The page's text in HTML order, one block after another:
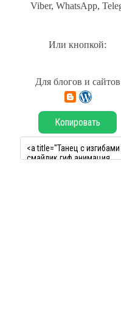
Viber, WhatsApp,
Или кнопкой:
Для блогов и сайтов
Копировать